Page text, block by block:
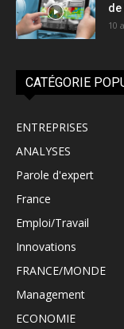
de
10
CATÉGORIE
ENTREPRISES
ANALYSES
Parole d'expert
France
Emploi/Travail
Innovations
FRANCE/MONDE
Management
ECONOMIE